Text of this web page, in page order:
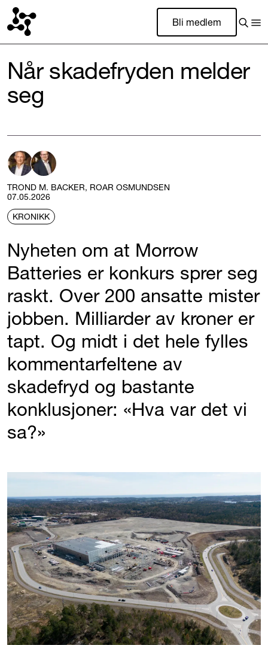
Bli medlem
Når skadefryden melder
seg
TROND M. BACKER, ROAR OSMUNDSEN
07.05.2026
KRONIKK
Nyheten om at Morrow
Batteries er konkurs sprer seg
raskt. Over 200 ansatte mister
jobben. Milliarder av kroner er
tapt. Og midt i det hele fylles
kommentarfeltene av
skadefryd og bastante
konklusjoner: «Hva var det vi
sa?»